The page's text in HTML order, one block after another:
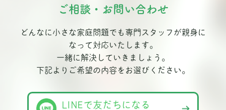
ご相談・お問い合わせ
どんなに小さな家庭問題でも専門スタッフが親身に
なって対応いたします。
一緒に解決していきましょう。
下記よりご希望の内容をお選びください。
LINEで友だちになる